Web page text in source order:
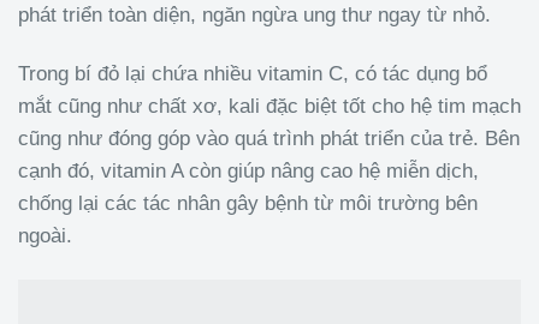
phát triển toàn diện, ngăn ngừa ung thư ngay từ nhỏ.
Trong bí đỏ lại chứa nhiều vitamin C, có tác dụng bổ
mắt cũng như chất xơ, kali đặc biệt tốt cho hệ tim mạch
cũng như đóng góp vào quá trình phát triển của trẻ. Bên
cạnh đó, vitamin A còn giúp nâng cao hệ miễn dịch,
chống lại các tác nhân gây bệnh từ môi trường bên
ngoài.